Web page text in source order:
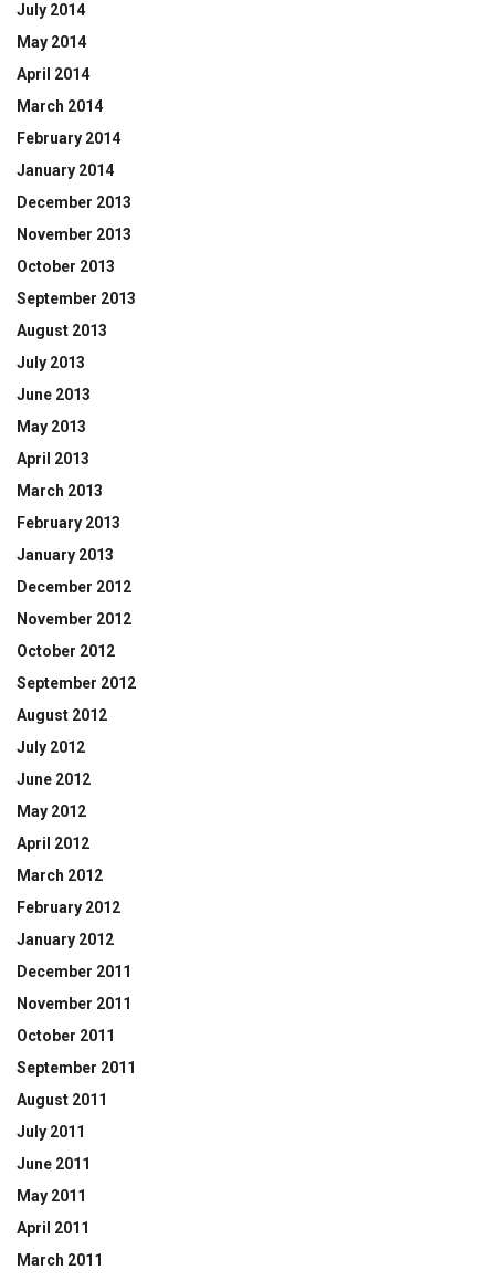
July 2014
May 2014
April 2014
March 2014
February 2014
January 2014
December 2013
November 2013
October 2013
September 2013
August 2013
July 2013
June 2013
May 2013
April 2013
March 2013
February 2013
January 2013
December 2012
November 2012
October 2012
September 2012
August 2012
July 2012
June 2012
May 2012
April 2012
March 2012
February 2012
January 2012
December 2011
November 2011
October 2011
September 2011
August 2011
July 2011
June 2011
May 2011
April 2011
March 2011